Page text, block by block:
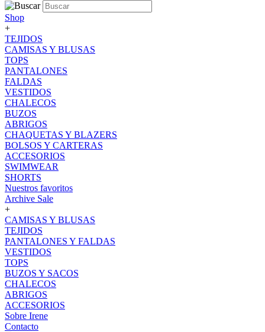
Shop
+
TEJIDOS
CAMISAS Y BLUSAS
TOPS
PANTALONES
FALDAS
VESTIDOS
CHALECOS
BUZOS
ABRIGOS
CHAQUETAS Y BLAZERS
BOLSOS Y CARTERAS
ACCESORIOS
SWIMWEAR
SHORTS
Nuestros favoritos
Archive Sale
+
CAMISAS Y BLUSAS
TEJIDOS
PANTALONES Y FALDAS
VESTIDOS
TOPS
BUZOS Y SACOS
CHALECOS
ABRIGOS
ACCESORIOS
Sobre Irene
Contacto